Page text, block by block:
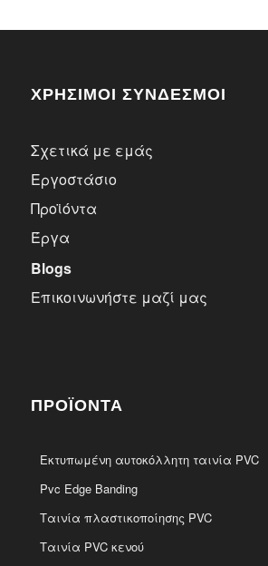
ΧΡΗΣΙΜΟΙ ΣΥΝΔΕΣΜΟΙ
Σχετικά με εμάς
Εργοστάσιο
Προϊόντα
Έργα
Blogs
Επικοινωνήστε μαζί μας
ΠΡΟΪΌΝΤΑ
Εκτυπωμένη αυτοκόλλητη ταινία PVC
Pvc Edge Banding
Ταινία πλαστικοποίησης PVC
Ταινία PVC κενού